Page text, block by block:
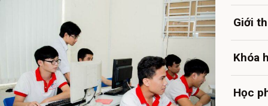
Giới
Khóa
Học